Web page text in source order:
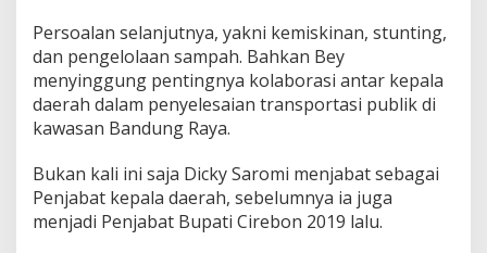
C
i
m
a
h
i
Persoalan selanjutnya, yakni kemiskinan, stunting,
dan pengelolaan sampah. Bahkan Bey
menyinggung pentingnya kolaborasi antar kepala
daerah dalam penyelesaian transportasi publik di
kawasan Bandung Raya.
Bukan kali ini saja Dicky Saromi menjabat sebagai
Penjabat kepala daerah, sebelumnya ia juga
menjadi Penjabat Bupati Cirebon 2019 lalu.